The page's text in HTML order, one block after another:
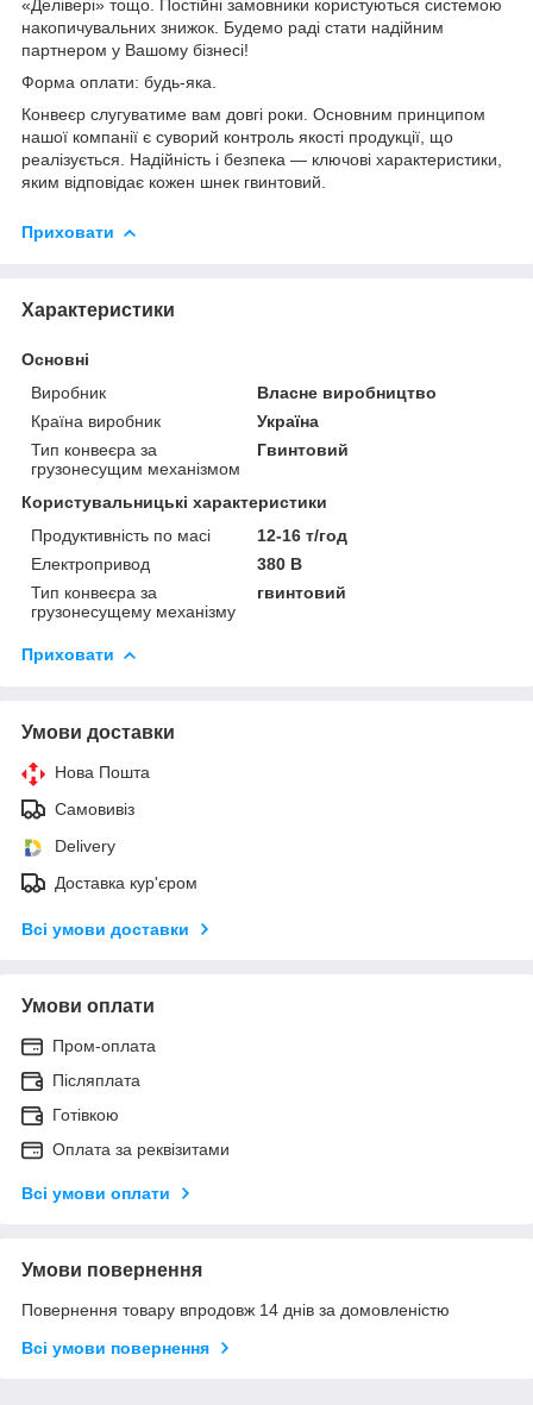
«Делівері» тощо. Постійні замовники користуються системою
накопичувальних знижок. Будемо раді стати надійним
партнером у Вашому бізнесі!
Форма оплати: будь-яка.
Конвеєр слугуватиме вам довгі роки. Основним принципом
нашої компанії є суворий контроль якості продукції, що
реалізується. Надійність і безпека — ключові характеристики,
яким відповідає кожен шнек гвинтовий.
Приховати
Характеристики
Основні
Виробник
Власне виробництво
Країна виробник
Україна
Тип конвеєра за
грузонесущим механізмом
Гвинтовий
Користувальницькі характеристики
Продуктивність по масі
12-16 т/год
Електропривод
380 В
Тип конвеєра за
грузонесущему механізму
гвинтовий
Приховати
Умови доставки
Нова Пошта
Самовивіз
Delivery
Доставка кур'єром
Всі умови доставки
Умови оплати
Пром-оплата
Післяплата
Готівкою
Оплата за реквізитами
Всі умови оплати
Умови повернення
Повернення товару впродовж 14 днів за домовленістю
Всі умови повернення